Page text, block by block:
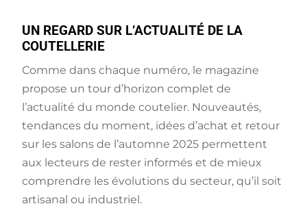
UN REGARD SUR L’ACTUALITÉ DE LA
COUTELLERIE
Comme dans chaque numéro, le magazine
propose un tour d’horizon complet de
l’actualité du monde coutelier. Nouveautés,
tendances du moment, idées d’achat et retour
sur les salons de l’automne 2025 permettent
aux lecteurs de rester informés et de mieux
comprendre les évolutions du secteur, qu’il soit
artisanal ou industriel.